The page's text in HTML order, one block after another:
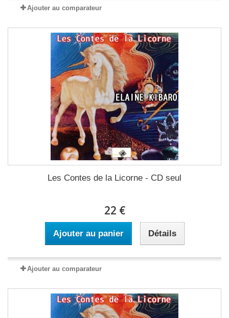
Ajouter au comparateur
Les Contes de la Licorne - CD seul
22 €
Ajouter au panier Détails
Ajouter au comparateur